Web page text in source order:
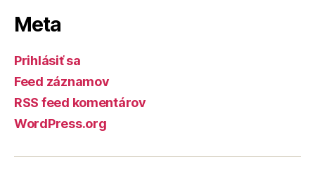
Meta
Prihlásiť sa
Feed záznamov
RSS feed komentárov
WordPress.org